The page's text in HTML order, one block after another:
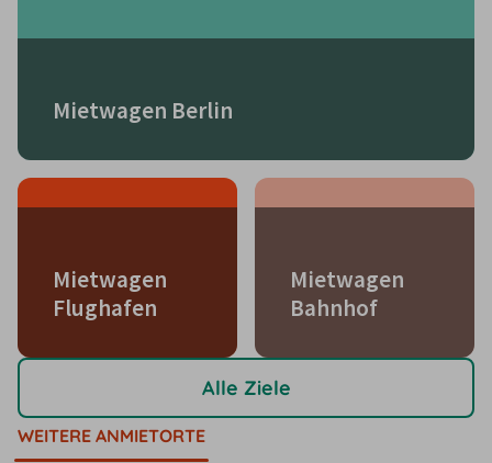
Mietwagen Berlin
Mietwagen
Flughafen
Mietwagen
Bahnhof
Alle Ziele
WEITERE ANMIETORTE